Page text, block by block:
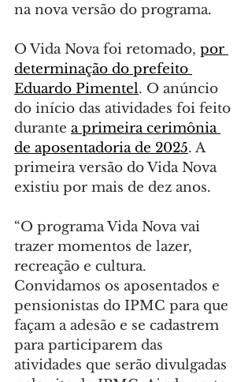
na nova versão do programa.
O Vida Nova foi retomado, por
determinação do prefeito
Eduardo Pimentel. O anúncio
do início das atividades foi feito
durante a primeira cerimônia
de aposentadoria de 2025. A
primeira versão do Vida Nova
existiu por mais de dez anos.
“O programa Vida Nova vai
trazer momentos de lazer,
recreação e cultura.
Convidamos os aposentados e
pensionistas do IPMC para que
façam a adesão e se cadastrem
para participarem das
atividades que serão divulgadas